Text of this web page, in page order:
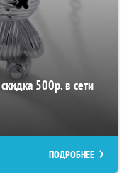
500р. в сети
ПОДРОБНЕЕ